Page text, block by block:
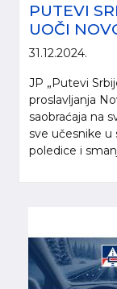
PUTEVI
UOČI
31.12.2024.
JP „Putevi
proslavljanja
saobraćaja na
sve učesnike u
poledice i